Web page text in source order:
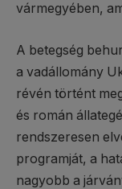
vármegyében,
A betegség
a vadállomány
révén történt
és román
rendszeresen
programját, a
nagyobb a